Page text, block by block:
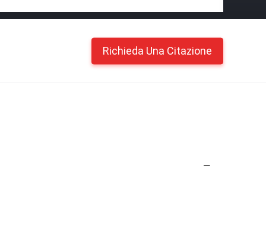
Richieda Una Citazione